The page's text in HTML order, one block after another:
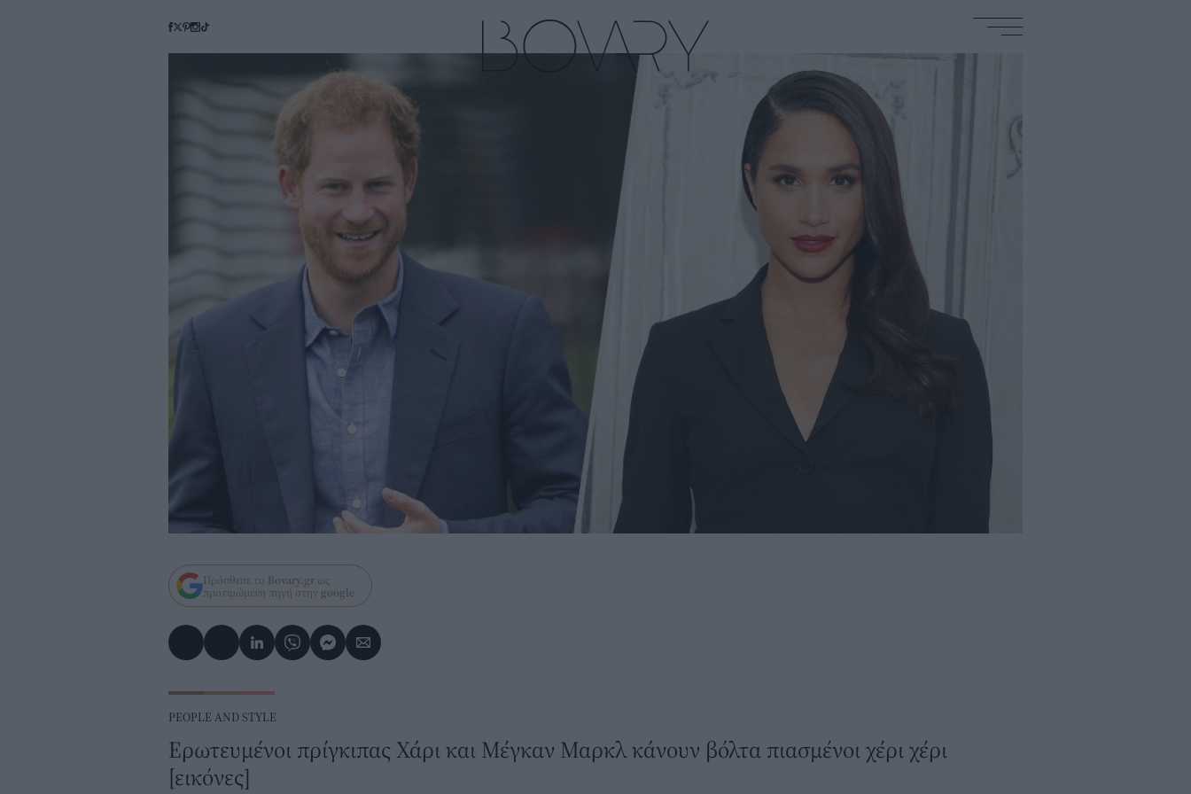
Πρόσθεσε το Bovary.gr ως
προτιμώμενη πηγή στην google
PEOPLE AND STYLE
Ερωτευμένοι πρίγκιπας Χάρι και Μέγκαν Μαρκλ κάνουν βόλτα πιασμένοι χέρι χέρι
[εικόνες]